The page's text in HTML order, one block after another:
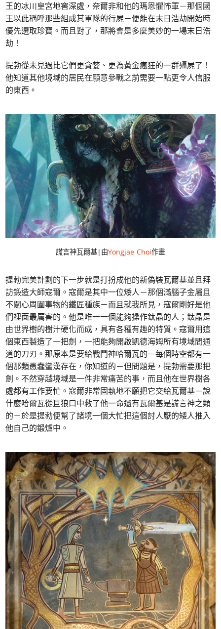
王的冰川皇宮地窖深處，奈爾非和他的瑪恩懼怖軍－那個國
王以此稱呼那些組成其軍隊的行屍－便能在末日浩劫開始時
優先選取珍寶。而且對了，那將會是多麼美妙的一場末日浩
劫！
提勃從未見過比它們更貪婪、更為黃金瘋狂的一群殭屍了！
他知道其他境域的居民在願意參戰之前需要一點更令人信服
的東西。
謊言神瓦爾基|由Yongjae Choi作畫
提勃完美計劃的下一步就是打扮成他的新偽裝瓦爾基並且拜
訪鍛造大師寇爾。寇爾是其中一位矮人－那個滿腦子金屬且
不關心周圍事物的鐵匠種族－而且就我所見，寇爾剛好是他
們裡面最厲害的。他是唯一一個能夠操作鈦晶的人；鈦晶是
由世界樹的樹汁硬化而成，具有各種有趣的特質。寇爾用這
個東西製造了一把劍，一把能夠開啟凱德海姆所有境域間通
道的刀刃。那原本是要給戰鬥神哈爾瓦的－每個時空都有一
個那類愚蠢蠻漢存在，你知道的－但問題是，提勃需要那把
劍。不然穿越境域是一件非常痛苦的事，而且他在世界樹各
處都有工作要忙。寇爾非常固執地不願把它交給瓦爾基－說
什麼哈爾瓦從巨狼口中救了他一命還有瓦爾基是謊言神之類
的－於是提勃便幫了諸境一個大忙把這個討人厭的矮人推入
他自己的鍛爐中。